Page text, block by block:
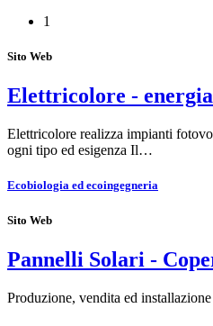
1
Sito Web
Elettricolore -
Elettricolore realizza impianti
ogni tipo ed esigenza Il…
Ecobiologia ed ecoingegneria
Sito Web
Pannelli Solari -
Produzione, vendita ed